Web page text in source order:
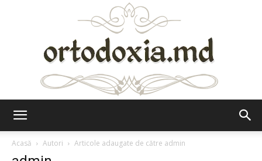
Acasă
Autori Articole adaugate de către admin